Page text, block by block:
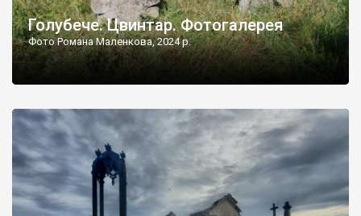
Голубече. Цвинтар. Фотогалерея
Фото Романа Маленкова, 2024 р.